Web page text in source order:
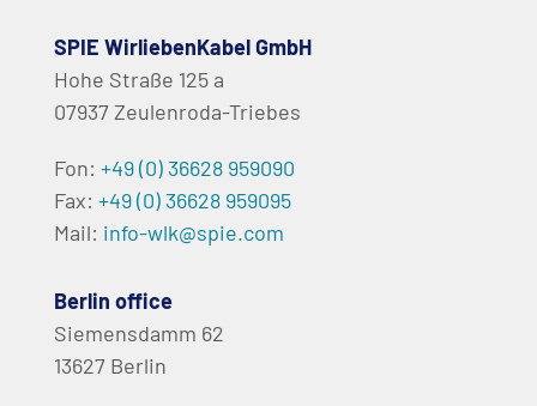
SPIE WirliebenKabel GmbH
Hohe Straße 125 a
07937 Zeulenroda-Triebes
Berlin office
Siemensdamm 62
13627 Berlin
Fon: +49 (0) 36628 959090
Fax: +49 (0) 36628 959095
Mail: info-wlk@spie.com